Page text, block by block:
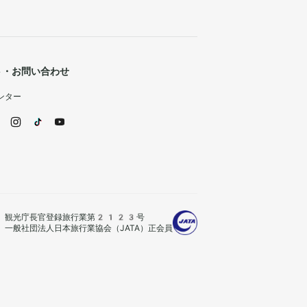
お問い合わせ
ター
観光庁長官登録旅行業第2123号
一般社団法人日本旅行業協会（JATA）正会員